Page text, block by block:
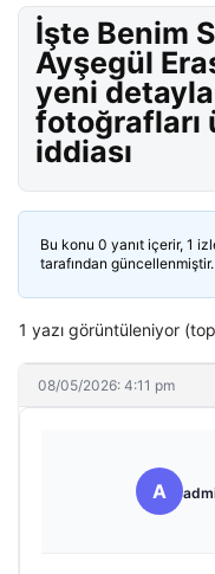
İşte Benim
Ayşegül
yeni
fotoğrafları
iddiası
Bu konu 0 yanıt içerir, 1
tarafından güncellenmiştir.
1 yazı görüntüleniyor
08/05/2026: 4:11 pm
A